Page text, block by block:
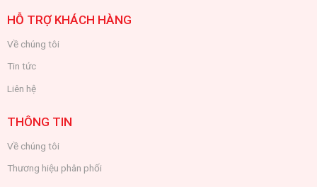
HỖ TRỢ KHÁCH HÀNG
Về chúng tôi
Tin tức
Liên hệ
THÔNG TIN
Về chúng tôi
Thương hiệu phân phối